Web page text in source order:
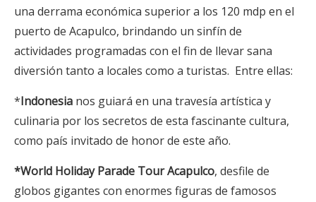
una derrama económica superior a los 120 mdp en el
puerto de Acapulco, brindando un sinfín de
actividades programadas con el fin de llevar sana
diversión tanto a locales como a turistas. Entre ellas:
*Indonesia nos guiará en una travesía artística y
culinaria por los secretos de esta fascinante cultura,
como país invitado de honor de este año.
*World Holiday Parade Tour Acapulco, desfile de
globos gigantes con enormes figuras de famosos